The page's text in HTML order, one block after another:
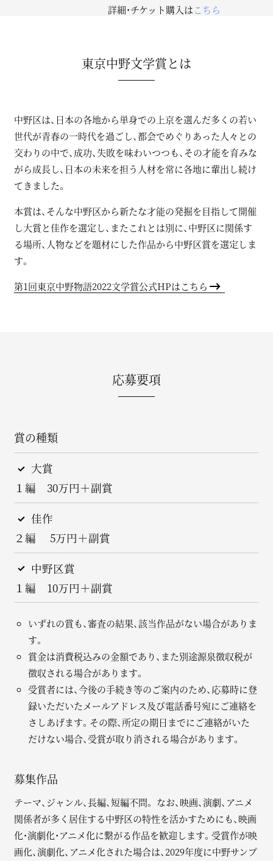
詳細・チケット購入はこちら
2024.10.31
一次選考の結果が発表されました。
ダウンロードは
2024.09.25
一次選考結果は10月下旬発表予定で
す。
2024.07.23
第２回東京中野文学賞の
クラウドフ
2024.06.11
第２回東京中野文学賞に、ご協賛いた
だける方を募集しております。
ぜひこちらをご確認いただき、ご支援
第1回東京中野物語2022文学賞
東京中野文学賞とは
中野区は、日本の各地から単身での上京を選んだ多くの若い
世代が青春の一時代を過ごし、都会でめぐりあった人々との
交わりの中で、成功、失敗を味わいつつも、その才能を育みな
がら成長し、日本の未来を担う人材を常に各地に輩出し続け
てきました。
本賞は、そんな中野区から新たな才能の発掘を目指して開催
し大賞と佳作を選定し、またこれとは別に、中野区に関係す
る場所、人物などを題材にした作品から中野区賞を選定しま
す。
第1回東京中野物語2022文学賞公式HPはこちら
応募要項
賞の種類
大賞
１編 30万円＋副賞
佳作
２編 5万円＋副賞
中野区賞
１編 10万円＋副賞
いずれの賞も、審査の結果、該当作品がない場合がありま
す。
賞金は消費税込みの金額であり、また別途源泉徴収税が
徴収される場合があります。
受賞者には、今後の手続き等のご案内のため、応募時に登
録いただいたメールアドレス及び電話番号宛にご連絡を
さしあげます。その際、所定の期日までにご連絡がいた
だけない場合、受賞が取り消される場合があります。
募集作品
テーマ、ジャンル、長編、短編不問。 なお、映画、演劇、アニメ
関係者が多く居住する中野区の特性を活かすためにも、映画
化・演劇化・アニメ化に繋がる作品を歓迎します。受賞作が映
画化、演劇化、アニメ化された場合は、2029年度に中野サンプ